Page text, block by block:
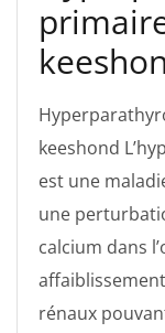
keeshond
est une
une
calcium dans
rénaux